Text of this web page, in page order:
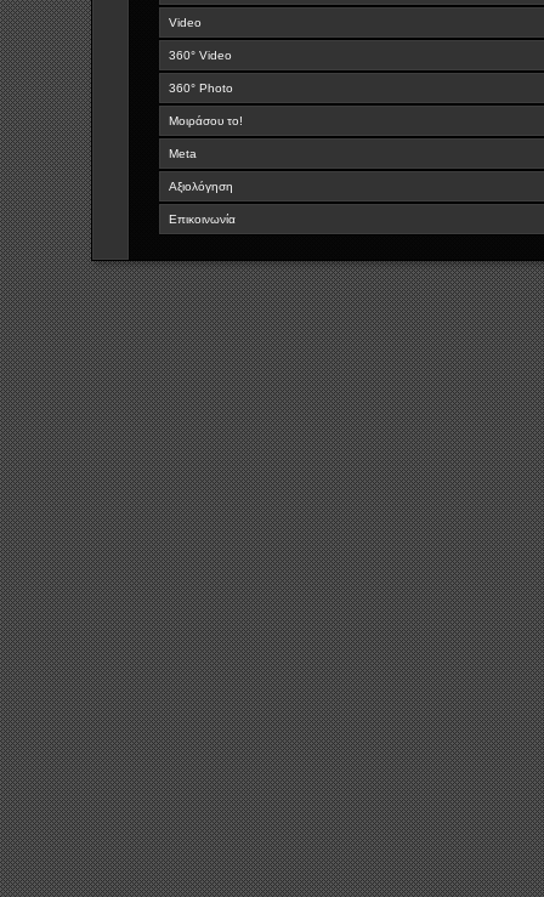
Video
360° Video
360° Photo
Μοιράσου το!
Meta
Αξιολόγηση
Επικοινωνία